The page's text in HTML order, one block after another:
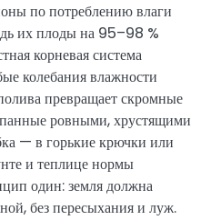
по потреблению влаги
их плоды на 95–98 %
корневая система
колебания влажности
превращает скромные
ровными, хрустящими
— в горькие крючки или
и теплице нормы
один: земля должна
без пересыхания и луж.